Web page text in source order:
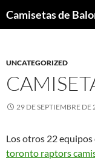
UNCATEGORIZED
29 DE SEPTIEMBRE DE
Los otros 22 equipos
toronto raptors